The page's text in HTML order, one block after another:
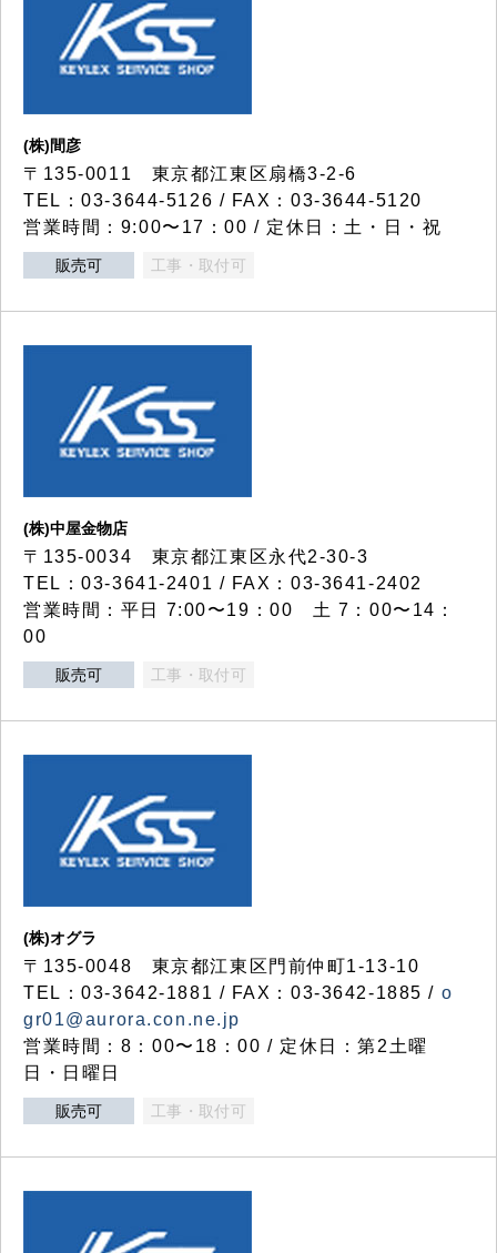
(株)間彦
〒135-0011 東京都江東区扇橋3-2-6
TEL：03-3644-5126 / FAX：03-3644-5120
営業時間：9:00〜17：00 / 定休日：土・日・祝
販売可 工事・取付可
(株)中屋金物店
〒135-0034 東京都江東区永代2-30-3
TEL：03-3641-2401 / FAX：03-3641-2402
営業時間：平日 7:00〜19：00 土 7：00〜14：
00
販売可 工事・取付可
(株)オグラ
〒135-0048 東京都江東区門前仲町1-13-10
TEL：03-3642-1881 / FAX：03-3642-1885 / o
gr01@aurora.con.ne.jp
営業時間：8：00〜18：00 / 定休日：第2土曜
日・日曜日
販売可 工事・取付可